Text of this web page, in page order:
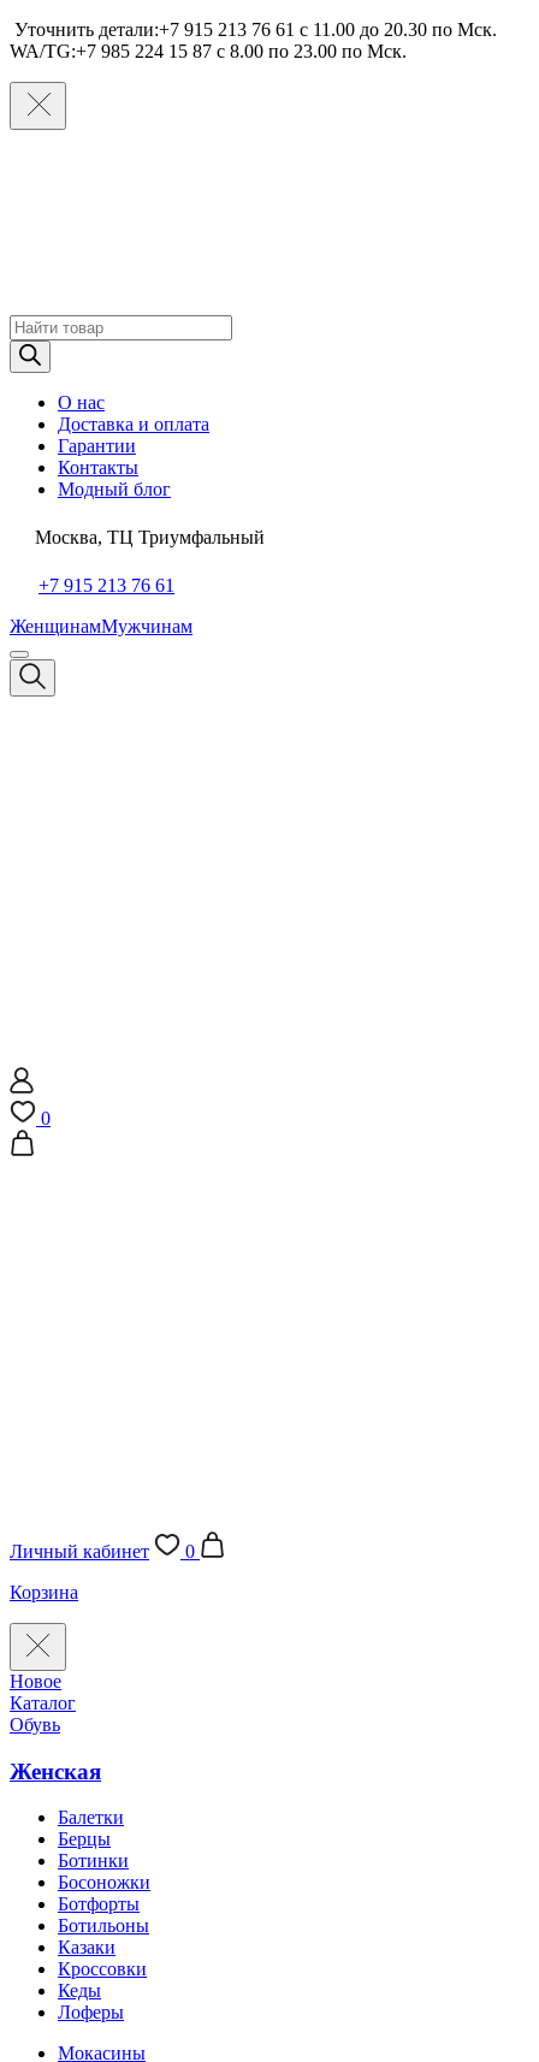
Уточнить детали:+7 915 213 76 61 c 11.00 до 20.30 по Мcк.
WA/TG:+7 985 224 15 87 c 8.00 по 23.00 по Мcк.
Поиск
товаров
О нас
Доставка и оплата
Гарантии
Контакты
Модный блог
Москва, ТЦ Триумфальный
+7 915 213 76 61
ЖенщинамМужчинам
0
Личный кабинет
0
Корзина
Новое
Каталог
Обувь
Женская
Балетки
Берцы
Ботинки
Босоножки
Ботфорты
Ботильоны
Казаки
Кроссовки
Кеды
Лоферы
Мокасины